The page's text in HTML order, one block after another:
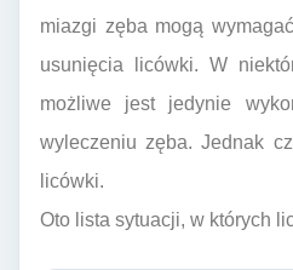
miazgi zęba mogą
usunięcia licówki. W
możliwe jest jedynie
wyleczeniu zęba. Jednak
licówki.
Oto lista sytuacji, w których